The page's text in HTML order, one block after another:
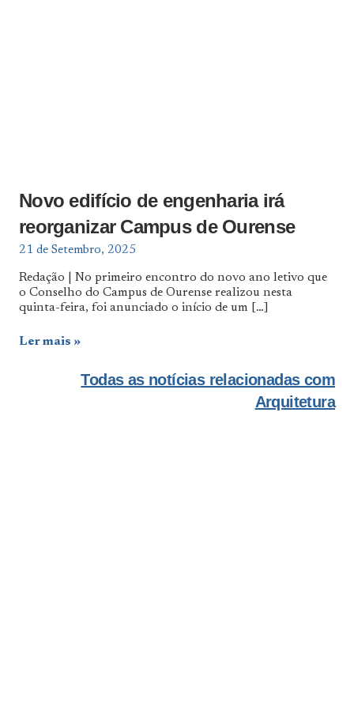
Novo edifício de engenharia irá
reorganizar Campus de Ourense
21 de Setembro, 2025
Redação | No primeiro encontro do novo ano letivo que
o Conselho do Campus de Ourense realizou nesta
quinta-feira, foi anunciado o início de um
[…]
Ler mais
Todas as notícias relacionadas com
Arquitetura